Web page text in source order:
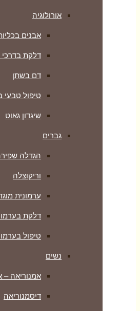
אורולוגיה
אבנים
דלקת
דם בשתן
טיפול טבעי
שיגדון גאוט
גברים
הגדלה
וריקוצלה
ערמונית
דלקת
טיפול
נשים
אמנוריאה –
דיסמנוריאה